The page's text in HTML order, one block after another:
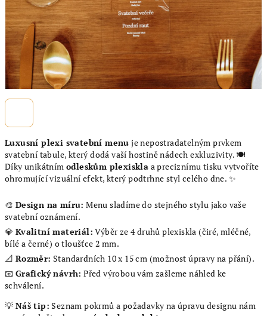
Luxusní plexi svatební menu je nepostradatelným prvkem
svatební tabule, který dodá vaší hostině nádech exkluzivity. 🍽️
Díky unikátnímodleskům plexiskla a preciznímu tisku vytvoříte
ohromující vizuální efekt, který podtrhne styl celého dne. ✨
🎨 Design na míru: Menu sladíme do stejného stylu jako vaše
svatební oznámení.
💎 Kvalitní materiál: Výběr ze 4 druhů plexiskla (čiré, mléčné,
bílé a černé) o tloušťce 2 mm.
📐 Rozměr: Standardních 10 x 15 cm (možnost úpravy na přání).
📧 Grafický návrh: Před výrobou vám zašleme náhled ke
schválení.
💡 Náš tip: Seznam pokrmů a požadavky na úpravu designu nám